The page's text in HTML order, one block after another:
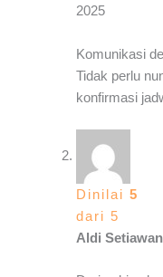
2025
Komunikasi
Tidak perlu
konfirmasi
Dinilai 5
dari 5
Aldi Setiawan